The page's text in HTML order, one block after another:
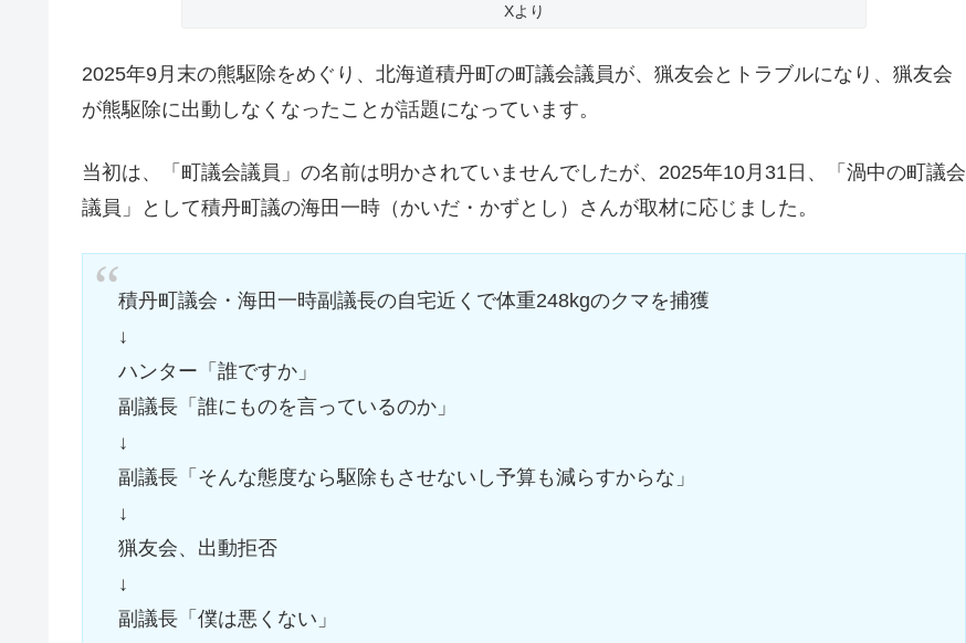
Xより
2025年9月末の熊駆除をめぐり、北海道積丹町の町議会議員が、猟友会とトラブルになり、猟友会
が熊駆除に出動しなくなったことが話題になっています。
当初は、「町議会議員」の名前は明かされていませんでしたが、2025年10月31日、「渦中の町議会
議員」として積丹町議の海田一時（かいだ・かずとし）さんが取材に応じました。
積丹町議会・海田一時副議長の自宅近くで体重248kgのクマを捕獲
↓
ハンター「誰ですか」
副議長「誰にものを言っているのか」
↓
副議長「そんな態度なら駆除もさせないし予算も減らすからな」
↓
猟友会、出動拒否
↓
副議長「僕は悪くない」